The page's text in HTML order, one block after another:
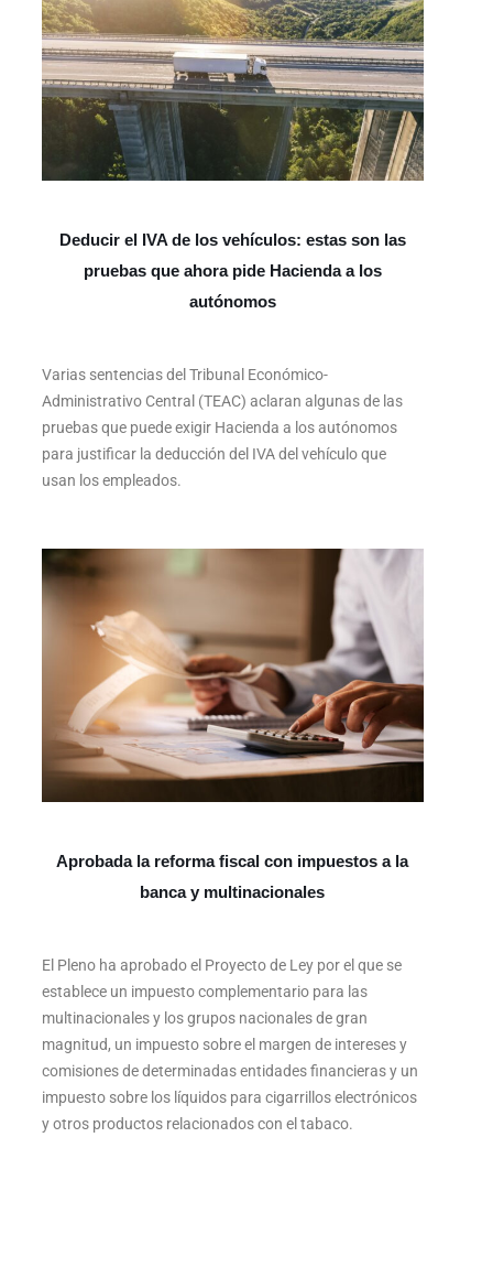
Deducir el IVA de los vehículos: estas son las
pruebas que ahora pide Hacienda a los
autónomos
Varias sentencias del Tribunal Económico-
Administrativo Central (TEAC) aclaran algunas de las
pruebas que puede exigir Hacienda a los autónomos
para justificar la deducción del IVA del vehículo que
usan los empleados.
Aprobada la reforma fiscal con impuestos a la
banca y multinacionales
El Pleno ha aprobado el Proyecto de Ley por el que se
establece un impuesto complementario para las
multinacionales y los grupos nacionales de gran
magnitud, un impuesto sobre el margen de intereses y
comisiones de determinadas entidades financieras y un
impuesto sobre los líquidos para cigarrillos electrónicos
y otros productos relacionados con el tabaco.